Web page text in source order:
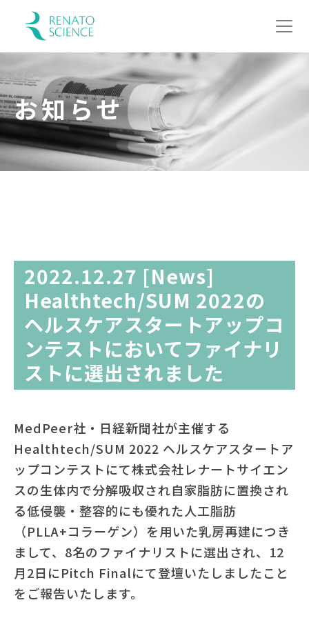
お知らせ
2022.12.27 [News]
Healthtech/SUM 2022の
ヘルスケアスタートアップコ
ンテストにおいてファイナリ
ストに選出されました
MedPeer社・日経新聞社が主催する
Healthtech/SUM 2022 ヘルスケアスタートア
ップコンテストにて株式会社レナートサイエン
スの生体内で分解吸収され自家脂肪に置換され
る低侵襲・整容的にも優れた人工脂肪
（PLLA+コラーゲン）を用いた乳房再建につき
まして、8名のファイナリストに選出され、12
月2日にPitch Finalにて登壇いたしましたこと
をご報告いたします。